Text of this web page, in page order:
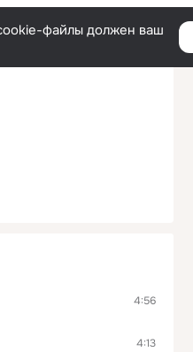
файлы должен ваш
4:56
4:13